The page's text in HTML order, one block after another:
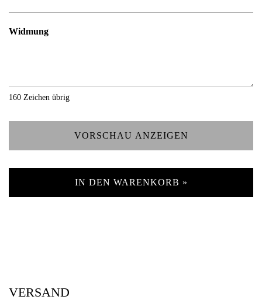
Widmung
160 Zeichen übrig
VORSCHAU ANZEIGEN
IN DEN WARENKORB »
VERSAND